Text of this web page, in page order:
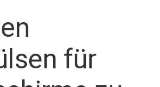
für